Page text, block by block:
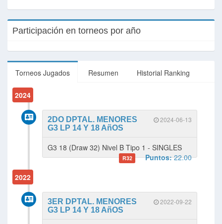
Participación en torneos por año
Torneos Jugados Resumen Historial Ranking
2024
2024-06-13
2DO DPTAL. MENORES
G3 LP 14 Y 18 AñOS
G3 18 (Draw 32) Nivel B Tipo 1 - SINGLES
R32 Puntos:22.00
2022
2022-09-22
3ER DPTAL. MENORES
G3 LP 14 Y 18 AñOS